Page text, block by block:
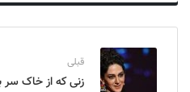
قبلی
زنی که از خاک سر